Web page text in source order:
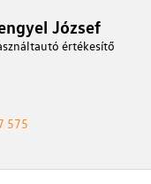
József
értékesítő
575